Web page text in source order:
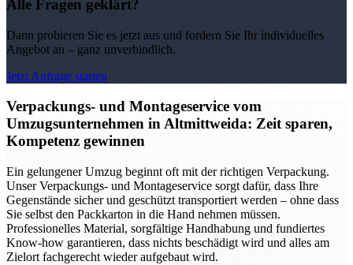
Alle Fragen geklärt?
Dann probieren Sie es jetzt aus und fordern Sie Ihr individuelles
Angebot an – ganz unverbindlich.
Jetzt Anfrage starten
Verpackungs- und Montageservice vom
Umzugsunternehmen in Altmittweida: Zeit sparen,
Kompetenz gewinnen
Ein gelungener Umzug beginnt oft mit der richtigen Verpackung.
Unser Verpackungs- und Montageservice sorgt dafür, dass Ihre
Gegenstände sicher und geschützt transportiert werden – ohne dass
Sie selbst den Packkarton in die Hand nehmen müssen.
Professionelles Material, sorgfältige Handhabung und fundiertes
Know-how garantieren, dass nichts beschädigt wird und alles am
Zielort fachgerecht wieder aufgebaut wird.